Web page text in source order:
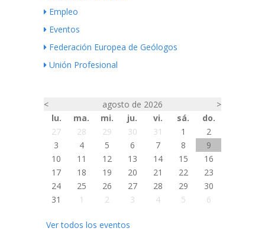
Empleo
Eventos
Federación Europea de Geólogos
Unión Profesional
< agosto de 2026
>
lu.
ma. mi. ju. vi. sá.
do.
27
28 29 30 31 1
2
3
4 5 6 7 8
9
10
11 12 13 14 15
16
17
18 19 20 21 22
23
24
25 26 27 28 29
30
31
1 2 3 4 5 6
Ver todos los eventos